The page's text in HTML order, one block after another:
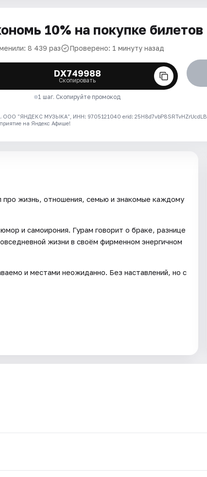
10% на покупке билетов
8 439 раз Проверено: 1 минуту назад
DX749988
Скопировать
1 шаг. Скопируйте промокод
ООО "ЯНДЕКС МУЗЫКА", ИНН: 9705121040 erid: 25H8d7vbP8SRTvHZrUcdLB
на Яндекс Афише!
жизнь, отношения, семью и знакомые каждому
и самоирония. Гурам говорит о браке, разнице
жизни в своём фирменном энергичном
и местами неожиданно. Без наставлений, но с